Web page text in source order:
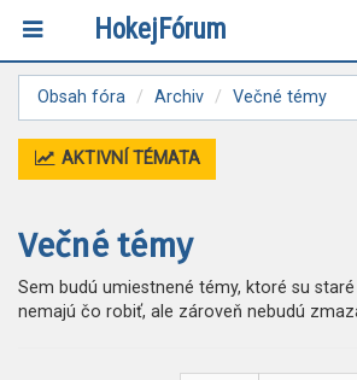
HokejFórum
Obsah fóra Archiv Večné témy
AKTIVNÍ TÉMATA
Večné témy
Sem budú umiestnené témy, ktoré su
nemajú čo robiť, ale zároveň nebudú